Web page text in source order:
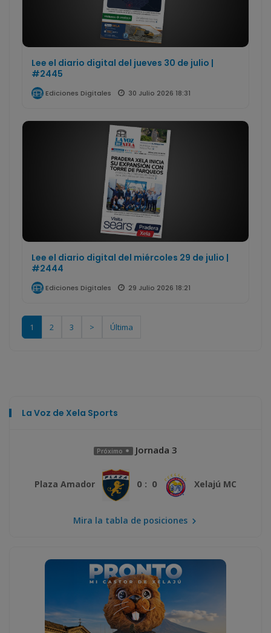
Lee el diario digital del jueves 30 de julio |
#2445
Ediciones Digitales 30 Julio 2026 18:31
Lee el diario digital del miércoles 29 de julio |
#2444
Ediciones Digitales 29 Julio 2026 18:21
1 2 3 > Última
La Voz de Xela Sports
Próximo Jornada 3
Plaza Amador 0 : 0 Xelajú MC
Mira la tabla de posiciones